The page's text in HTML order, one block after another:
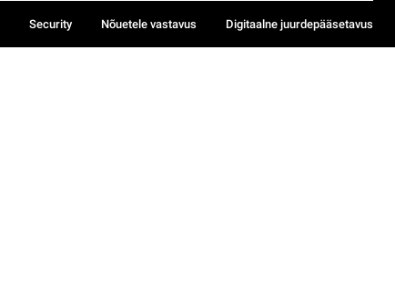
Security Nõuetele vastavus Digitaalne juurdepääsetavus